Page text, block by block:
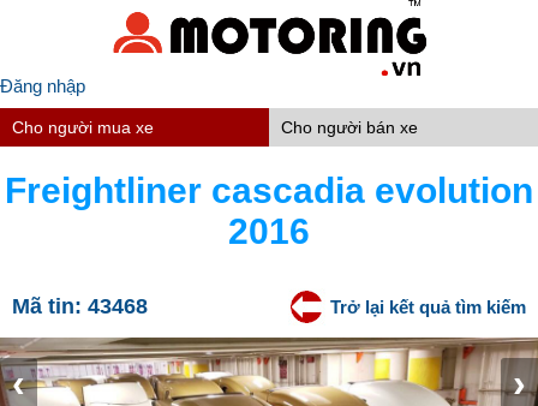
Đăng nhập
Cho người mua xe Cho người bán xe
Freightliner cascadia evolution
2016
Mã tin: 43468 Trở lại kết quả tìm kiếm
‹ ›